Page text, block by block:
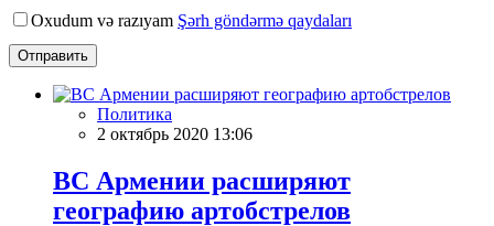
Oxudum və razıyam Şərh göndərmə qaydaları
Отправить
Политика
2 октябрь 2020 13:06
ВС Армении расширяют
географию артобстрелов